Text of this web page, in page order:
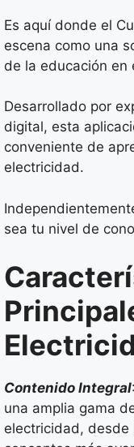
Es aquí donde el
escena como una
de la educación en
Desarrollado por
digital, esta
conveniente de
electricidad.
sea tu nivel de
Contenido Integral
una amplia gama
electricidad, desde